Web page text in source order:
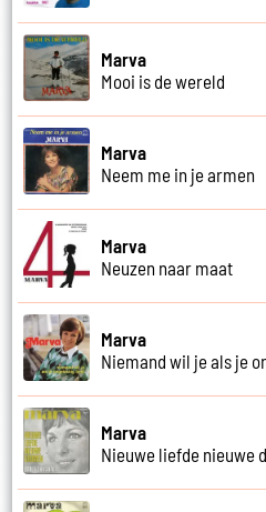
Marva
Mooi is de wereld
Marva
Neem me in je armen
Marva
Neuzen naar maat
Marva
Niemand wil je als je
Marva
Nieuwe liefde nieuwe